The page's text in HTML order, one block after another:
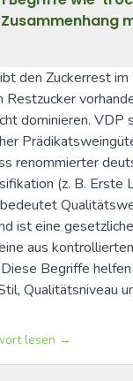
den Zuckerrest
Restzucker
dominieren. VDP
renommierter
(z. B. Erste
ist eine
aus kontrollierten
Begriffe
Qualitätsniveau
lesen →